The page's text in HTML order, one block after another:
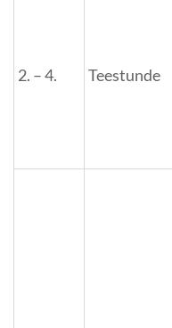
2. – 4. Teestunde